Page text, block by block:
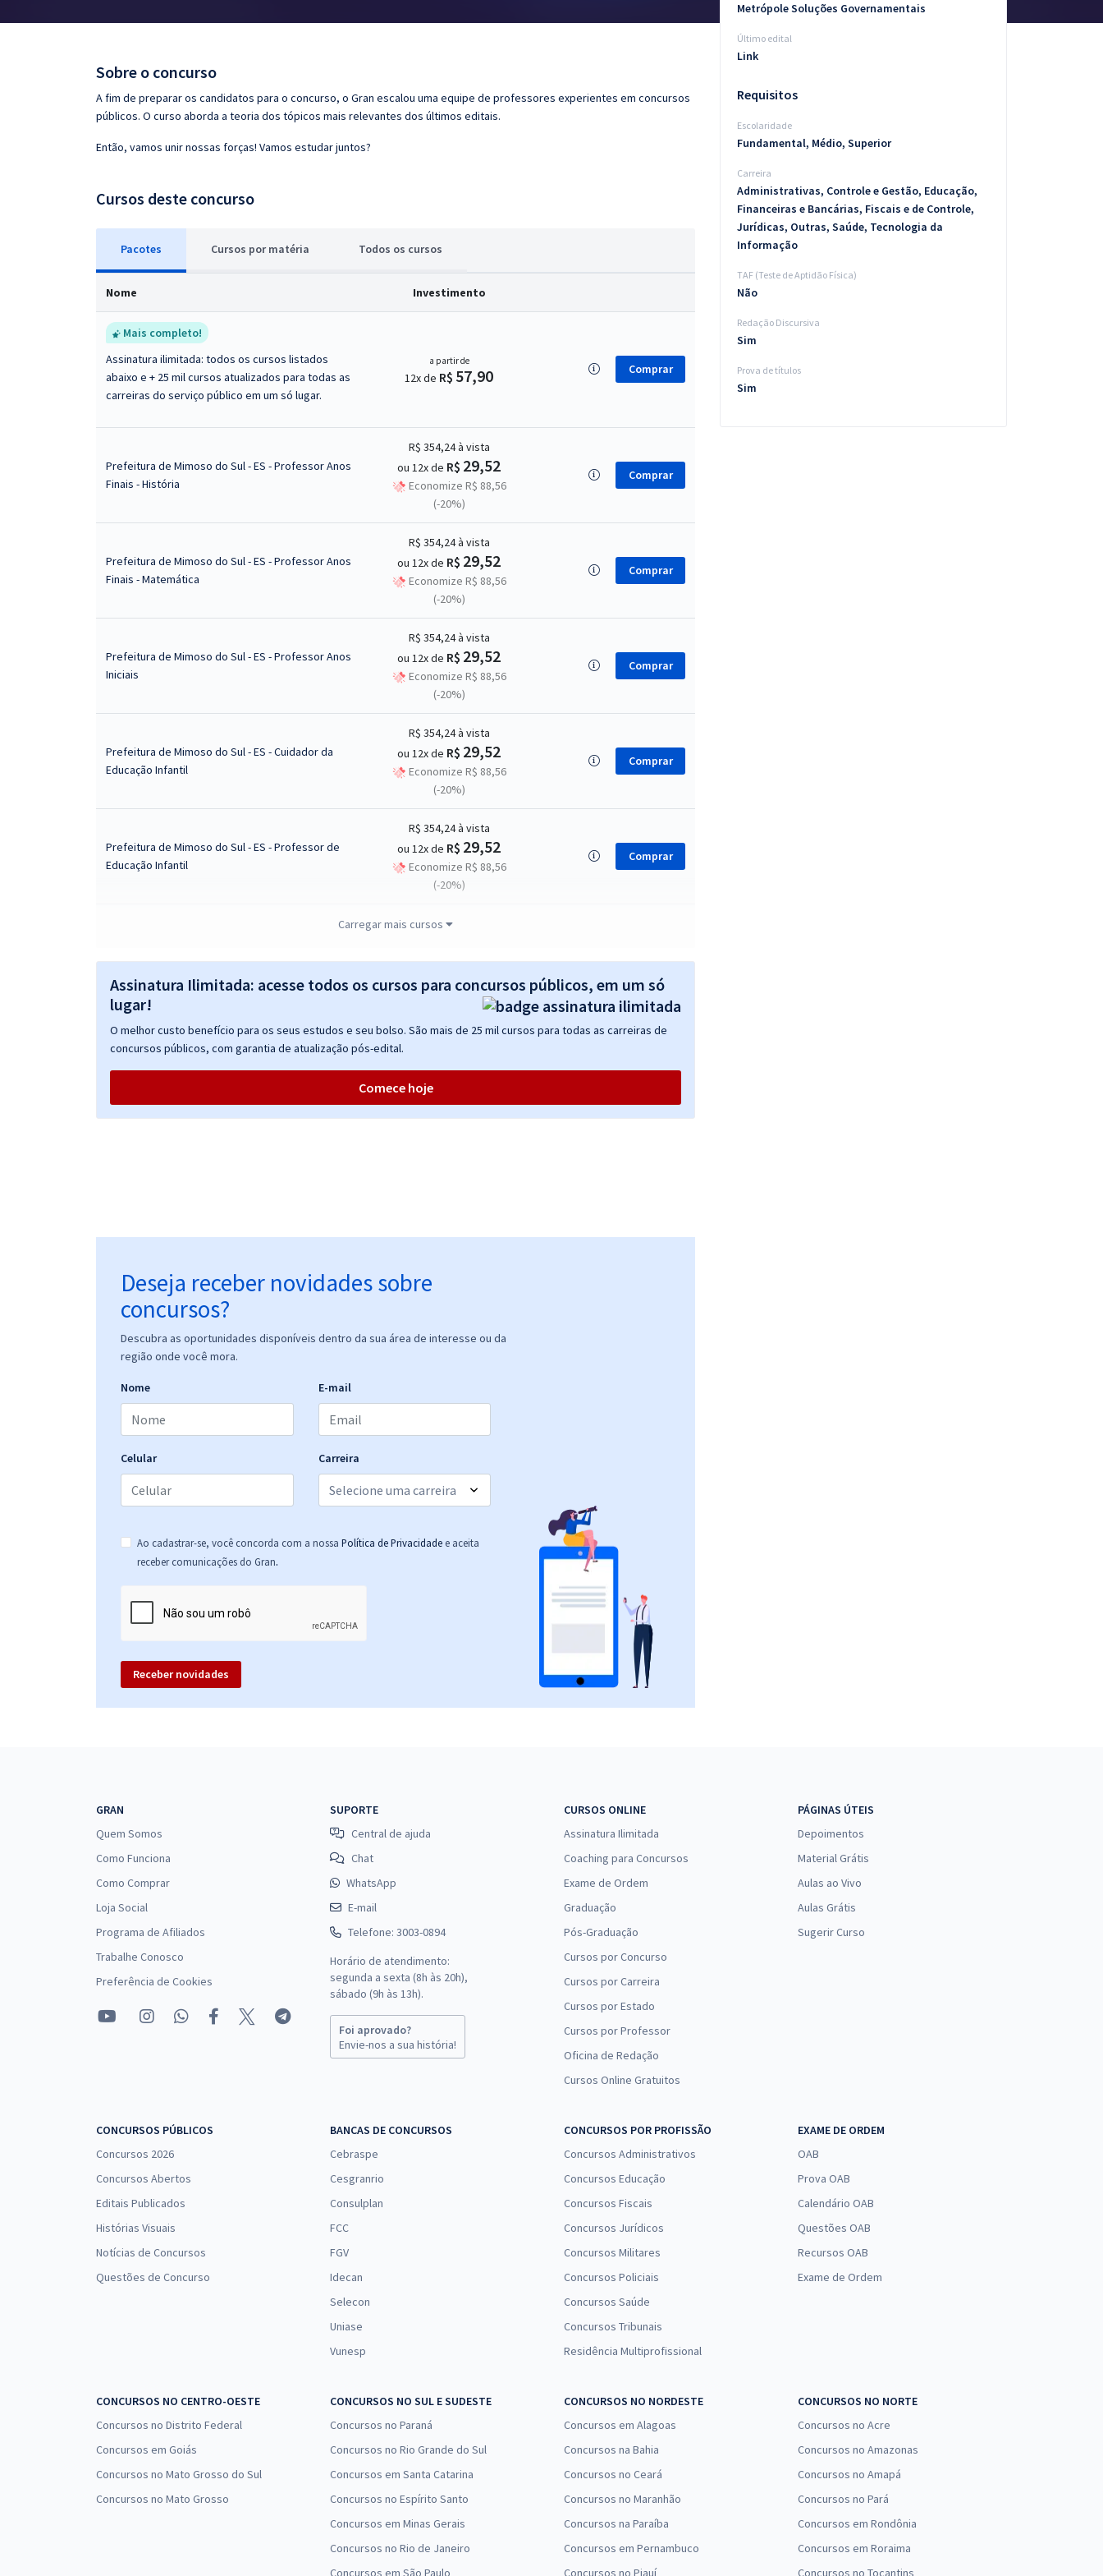
Conteúdo gratuito
Sobre o concurso
A fim de preparar os candidatos para o concurso, o Gran escalou uma equipe de professores experientes em concursos
públicos. O curso aborda a teoria dos tópicos mais relevantes dos últimos editais.
Então, vamos unir nossas forças! Vamos estudar juntos?
Cursos deste concurso
Pacotes Cursos por matéria Todos os cursos
Nome Investimento
Mais completo!
Assinatura ilimitada: todos os cursos listados
abaixo e + 25 mil cursos atualizados para todas as
carreiras do serviço público em um só lugar.
a partir de
12x de R$ 57,90 Comprar
Prefeitura de Mimoso do Sul - ES - Professor Anos
Finais - História
R$ 354,24à vista
ou 12x de R$ 29,52
Economize R$ 88,56
(-20%)
Comprar
Prefeitura de Mimoso do Sul - ES - Professor Anos
Finais - Matemática
R$ 354,24à vista
ou 12x de R$ 29,52
Economize R$ 88,56
(-20%)
Comprar
Prefeitura de Mimoso do Sul - ES - Professor Anos
Iniciais
R$ 354,24à vista
ou 12x de R$ 29,52
Economize R$ 88,56
(-20%)
Comprar
Prefeitura de Mimoso do Sul - ES - Cuidador da
Educação Infantil
R$ 354,24à vista
ou 12x de R$ 29,52
Economize R$ 88,56
(-20%)
Comprar
Prefeitura de Mimoso do Sul - ES - Professor de
Educação Infantil
R$ 354,24à vista
ou 12x de R$ 29,52
Economize R$ 88,56
(-20%)
Comprar
Suporte Educacional
R$ 354,24
Economize R$ 88,56
(-20%)
Prefeitura de Mimoso do Sul - ES - Pedagogo
ou 12x de R$29,52
(-20%)
Comprar
Carregar mais cursos
Assinatura Ilimitada: acesse todos os cursos para concursos públicos, em um só
lugar!
O melhor custo benefício para os seus estudos e seu bolso. São mais de 25 mil cursos para todas as carreiras de
concursos públicos, com garantia de atualização pós-edital.
Comece hoje
Deseja receber novidades sobre
concursos?
Descubra as oportunidades disponíveis dentro da sua área de interesse ou da
região onde você mora.
Nome E-mail
Celular Carreira
Ao cadastrar-se, você concorda com a nossa Política de Privacidade e aceita
receber comunicações do Gran.
Receber novidades
Metrópole Soluções Governamentais
Último edital
Link
Requisitos
Escolaridade
Fundamental, Médio, Superior
Carreira
Administrativas, Controle e Gestão, Educação,
Financeiras e Bancárias, Fiscais e de Controle,
Jurídicas, Outras, Saúde, Tecnologia da
Informação
TAF (Teste de Aptidão Física)
Não
Redação Discursiva
Sim
Prova de títulos
Sim
GRAN
Quem Somos
Como Funciona
Como Comprar
Loja Social
Programa de Afiliados
Trabalhe Conosco
Preferência de Cookies
SUPORTE
Central de ajuda
Chat
WhatsApp
E-mail
Telefone: 3003-0894
Horário de atendimento:
segunda a sexta (8h às 20h),
sábado (9h às 13h).
Foi aprovado?
Envie-nos a sua história!
CURSOS ONLINE
Assinatura Ilimitada
Coaching para Concursos
Exame de Ordem
Graduação
Pós-Graduação
Cursos por Concurso
Cursos por Carreira
Cursos por Estado
Cursos por Professor
Oficina de Redação
Cursos Online Gratuitos
PÁGINAS ÚTEIS
Depoimentos
Material Grátis
Aulas ao Vivo
Aulas Grátis
Sugerir Curso
CONCURSOS PÚBLICOS
Concursos 2026
Concursos Abertos
Editais Publicados
Histórias Visuais
Notícias de Concursos
Questões de Concurso
BANCAS DE CONCURSOS
Cebraspe
Cesgranrio
Consulplan
FCC
FGV
Idecan
Selecon
Uniase
Vunesp
CONCURSOS POR PROFISSÃO
Concursos Administrativos
Concursos Educação
Concursos Fiscais
Concursos Jurídicos
Concursos Militares
Concursos Policiais
Concursos Saúde
Concursos Tribunais
Residência Multiprofissional
EXAME DE ORDEM
OAB
Prova OAB
Calendário OAB
Questões OAB
Recursos OAB
Exame de Ordem
CONCURSOS NO CENTRO-OESTE
Concursos no Distrito Federal
Concursos em Goiás
Concursos no Mato Grosso do Sul
Concursos no Mato Grosso
CONCURSOS NO SUL E SUDESTE
Concursos no Paraná
Concursos no Rio Grande do Sul
Concursos em Santa Catarina
Concursos no Espírito Santo
Concursos em Minas Gerais
Concursos no Rio de Janeiro
Concursos em São Paulo
CONCURSOS NO NORDESTE
Concursos em Alagoas
Concursos na Bahia
Concursos no Ceará
Concursos no Maranhão
Concursos na Paraíba
Concursos em Pernambuco
Concursos no Piauí
CONCURSOS NO NORTE
Concursos no Acre
Concursos no Amazonas
Concursos no Amapá
Concursos no Pará
Concursos em Rondônia
Concursos em Roraima
Concursos no Tocantins